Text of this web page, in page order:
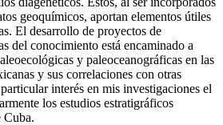
geoquímicos, aportan elementos útiles
El desarrollo de proyectos de
del conocimiento está encaminado a
y paleoceanográficas en las
y sus correlaciones con otras
interés en mis investigaciones el
los estudios estratigráficos
Cuba.